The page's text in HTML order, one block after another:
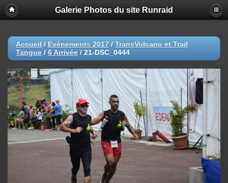
Galerie Photos du site Runraid
Accueil / Evénements 2017 / TransVolcano et Trail
Tangue / 6 Arrivée / 21-DSC_0444